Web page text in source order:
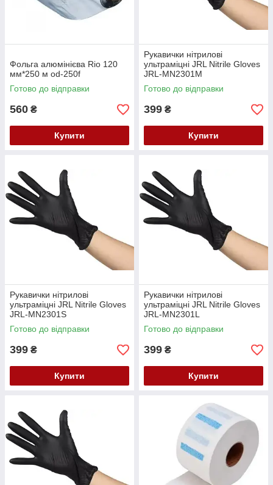
Фольга алюмінієва Rio 120
мм*250 м od-250f
Готово до відправки
560 ₴
Купити
Рукавички нітрилові
ультраміцні JRL Nitrile Gloves
JRL-MN2301M
Готово до відправки
399 ₴
Купити
Рукавички нітрилові
ультраміцні JRL Nitrile Gloves
JRL-MN2301S
Готово до відправки
399 ₴
Купити
Рукавички нітрилові
ультраміцні JRL Nitrile Gloves
JRL-MN2301L
Готово до відправки
399 ₴
Купити